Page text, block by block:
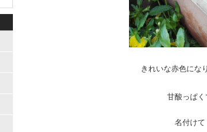
きれいな赤色にな
甘酸っぱ
名付けて